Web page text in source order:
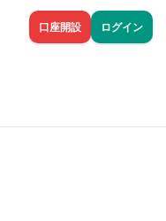
口座開設 ログイン